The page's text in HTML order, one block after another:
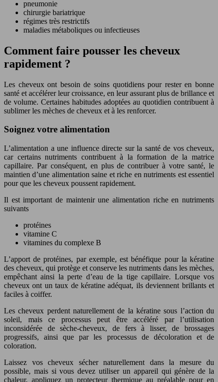
pneumonie
chirurgie bariatrique
régimes très restrictifs
maladies métaboliques ou infectieuses
Comment faire pousser les cheveux
rapidement ?
Les cheveux ont besoin de soins quotidiens pour rester en bonne
santé et accélérer leur croissance, en leur assurant plus de brillance et
de volume. Certaines habitudes adoptées au quotidien contribuent à
sublimer les mèches de cheveux et à les renforcer.
Soignez votre alimentation
L’alimentation a une influence directe sur la santé de vos cheveux,
car certains nutriments contribuent à la formation de la matrice
capillaire. Par conséquent, en plus de contribuer à votre santé, le
maintien d’une alimentation saine et riche en nutriments est essentiel
pour que les cheveux poussent rapidement.
Il est important de maintenir une alimentation riche en nutriments
suivants
protéines
vitamine C
vitamines du complexe B
L’apport de protéines, par exemple, est bénéfique pour la kératine
des cheveux, qui protège et conserve les nutriments dans les mèches,
empêchant ainsi la perte d’eau de la tige capillaire. Lorsque vos
cheveux ont un taux de kératine adéquat, ils deviennent brillants et
faciles à coiffer.
Les cheveux perdent naturellement de la kératine sous l’action du
soleil, mais ce processus peut être accéléré par l’utilisation
inconsidérée de sèche-cheveux, de fers à lisser, de brossages
progressifs, ainsi que par les processus de décoloration et de
coloration.
Laissez vos cheveux sécher naturellement dans la mesure du
possible, mais si vous devez utiliser un appareil qui génère de la
chaleur, appliquez un protecteur thermique au préalable pour en